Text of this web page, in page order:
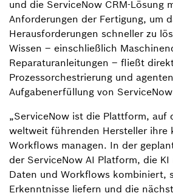
und die ServiceNow CRM-Lösung
Anforderungen der Fertigung, um
Herausforderungen schneller zu
Wissen – einschließlich
Reparaturanleitungen – fließt
Prozessorchestrierung und
Aufgabenerfüllung von
„ServiceNow ist die Plattform, auf
weltweit führenden Hersteller ihre
Workflows managen. In der
der ServiceNow AI Platform, die
Daten und Workflows kombiniert,
Erkenntnisse liefern und die